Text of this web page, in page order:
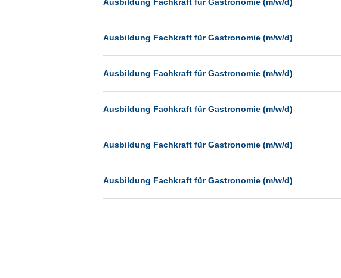
Münster
Neu-Isenburg
Neumünster
Ausbildung Fachkraft für Gastronomie (m/w/d)
Ausbildung Fachkraft für Gastronomie (m/w/d)
Ausbildung Fachkraft für Gastronomie (m/w/d)
Ausbildung Fachkraft für Gastronomie (m/w/d)
Ausbildung Fachkraft für Gastronomie (m/w/d)